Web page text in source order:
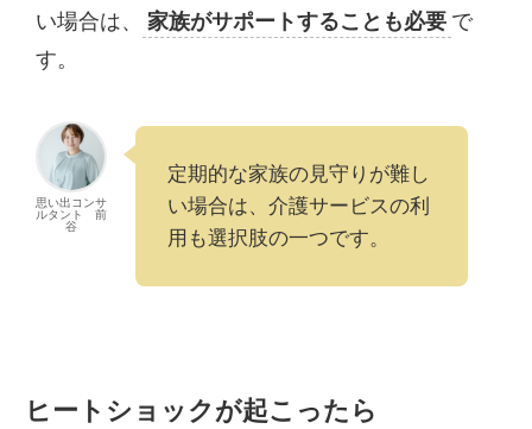
い場合は、
家族がサポートすることも必要 で
す。
思い出コンサ
ルタント 前
谷
定期的な家族の見守りが難し
い場合は、介護サービスの利
用も選択肢の一つです。
ヒートショックが起こったら